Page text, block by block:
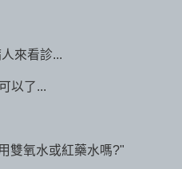
來看診...
以了...
雙氧水或紅藥水嗎?"